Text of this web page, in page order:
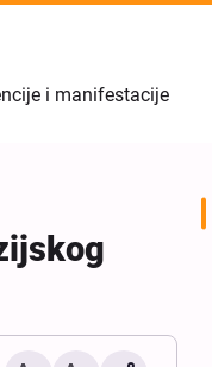
i manifestacije